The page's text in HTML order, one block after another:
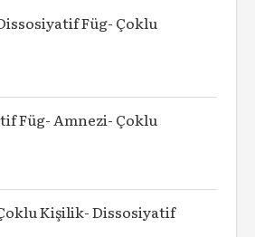
Füg- Çoklu
Füg- Amnezi- Çoklu
Kişilik- Dissosiyatif